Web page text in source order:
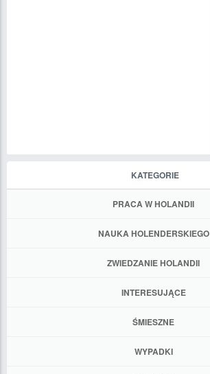
KATEGORIE
PRACA W HOLANDII
NAUKA HOLENDERSKIEGO
ZWIEDZANIE HOLANDII
INTERESUJĄCE
ŚMIESZNE
WYPADKI